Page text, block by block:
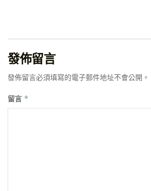
發佈留言
發佈留言必須填寫的電子郵件地址不會公開。
留言 *